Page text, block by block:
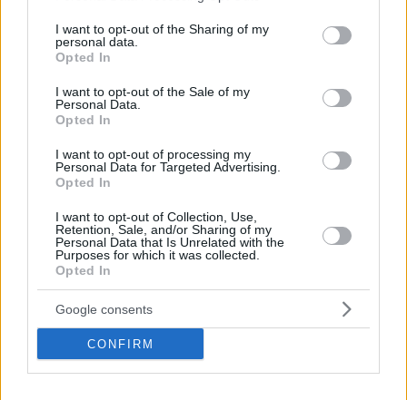
not limited to your visit or usage behaviour. You may click to
grant or deny consent to Google and its third-party tags to
use your data for below specified purposes in below Google
consent section.
I want to opt-out of the Sharing of my
personal data.
Opted In
I want to opt-out of the Sale of my
Personal Data.
Opted In
I want to opt-out of processing my
Personal Data for Targeted Advertising.
Opted In
I want to opt-out of Collection, Use,
Retention, Sale, and/or Sharing of my
Personal Data that Is Unrelated with the
Purposes for which it was collected.
Opted In
Google consents
CONFIRM
προκατάληψη»
Η τιμή του υπολογίζεται κοντά στις 25.000